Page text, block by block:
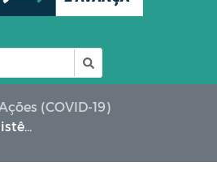
(COVID-19)
de Alimentos